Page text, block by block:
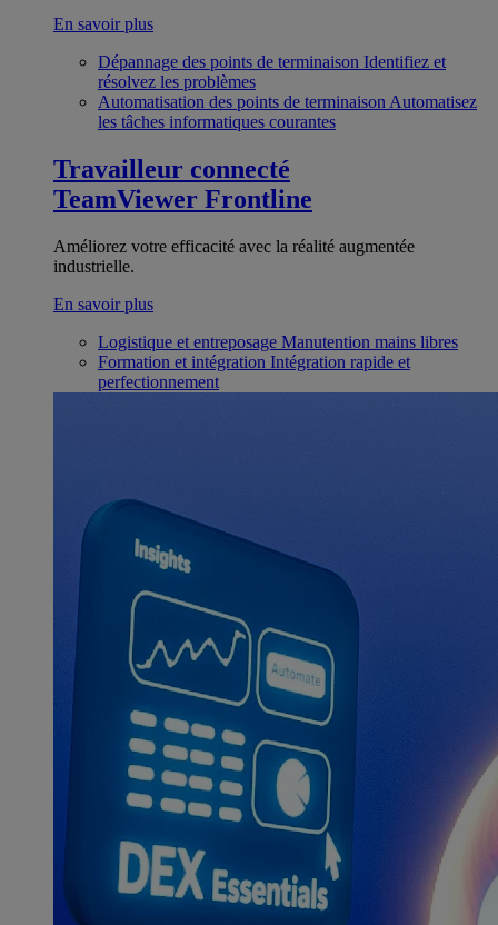
En savoir plus
Dépannage des points de terminaison Identifiez et
résolvez les problèmes
Automatisation des points de terminaison Automatisez
les tâches informatiques courantes
Travailleur connecté
TeamViewer Frontline
Améliorez votre efficacité avec la réalité augmentée
industrielle.
En savoir plus
Logistique et entreposage Manutention mains libres
Formation et intégration Intégration rapide et
perfectionnement